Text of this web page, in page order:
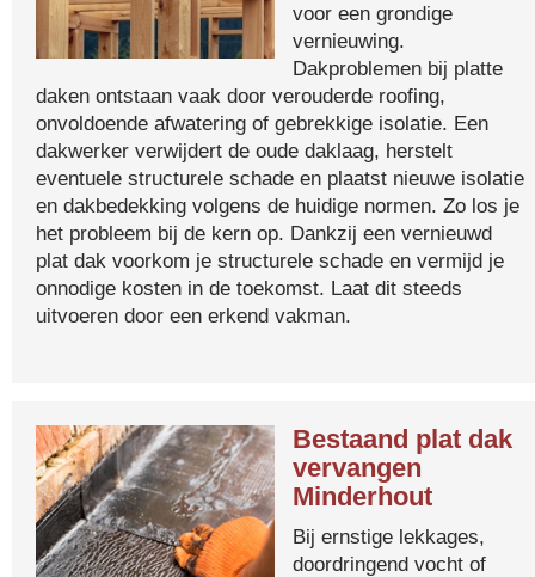
voor een grondige
vernieuwing.
Dakproblemen bij platte
daken ontstaan vaak door verouderde roofing,
onvoldoende afwatering of gebrekkige isolatie. Een
dakwerker verwijdert de oude daklaag, herstelt
eventuele structurele schade en plaatst nieuwe isolatie
en dakbedekking volgens de huidige normen. Zo los je
het probleem bij de kern op. Dankzij een vernieuwd
plat dak voorkom je structurele schade en vermijd je
onnodige kosten in de toekomst. Laat dit steeds
uitvoeren door een erkend vakman.
Bestaand plat dak
vervangen
Minderhout
Bij ernstige lekkages,
doordringend vocht of